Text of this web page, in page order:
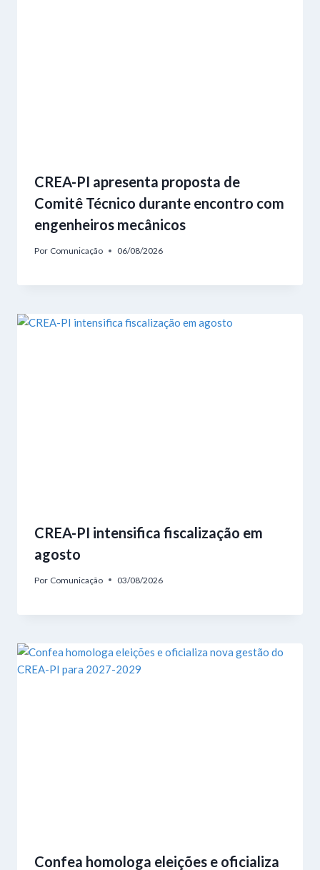
CREA-PI apresenta proposta de
Comitê Técnico durante encontro com
engenheiros mecânicos
Por Comunicação 06/08/2026
CREA-PI intensifica fiscalização em
agosto
Por Comunicação 03/08/2026
Confea homologa eleições e oficializa